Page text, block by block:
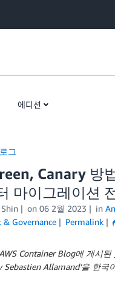
에디션
그
Canary 방
마이그레이션
on 06 2월 2023 in
& Governance
Permalink
AWS Container Blog에 게시된
Allamand’을 한국